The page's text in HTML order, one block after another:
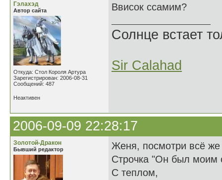
Гэлахэд
Автор сайта
Откуда: Стол Короля Артура
Зарегистрирован: 2006-08-31
Сообщений: 487
Ввисок ссамим?
Солнце встает
Sir Calahad
Неактивен
2006-09-09 22:28:17
Золотой-Дракон
Бывший редактор
Женя, посмотри всё
Строчка "Он был моим
С теплом,